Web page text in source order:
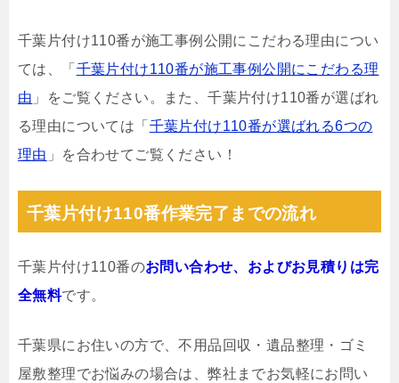
千葉片付け110番が施工事例公開にこだわる理由につい
ては、「 千葉片付け110番が施工事例公開にこだわる理
由 」をご覧ください。また、千葉片付け110番が選ばれ
る理由については「 千葉片付け110番が選ばれる6つの
理由 」を合わせてご覧ください！
千葉片付け110番作業完了までの流れ
千葉片付け110番のお問い合わせ、およびお見積りは完
全無料です。
千葉県にお住いの方で、不用品回収・遺品整理・ゴミ
屋敷整理でお悩みの場合は、弊社までお気軽にお問い